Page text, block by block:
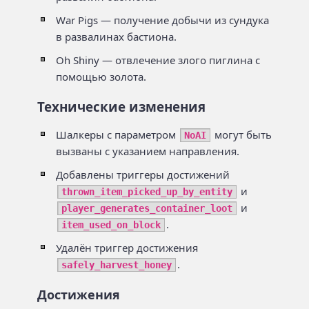
War Pigs — получение добычи из сундука
в развалинах бастиона.
Oh Shiny — отвлечение злого пиглина с
помощью золота.
Технические изменения
Шалкеры с параметром NoAI
могут быть
вызваны с указанием направления.
Добавлены триггеры достижений
thrown_item_picked_up_by_entity и
player_generates_container_loot и
item_used_on_block .
Удалён триггер достижения
safely_harvest_honey .
Достижения